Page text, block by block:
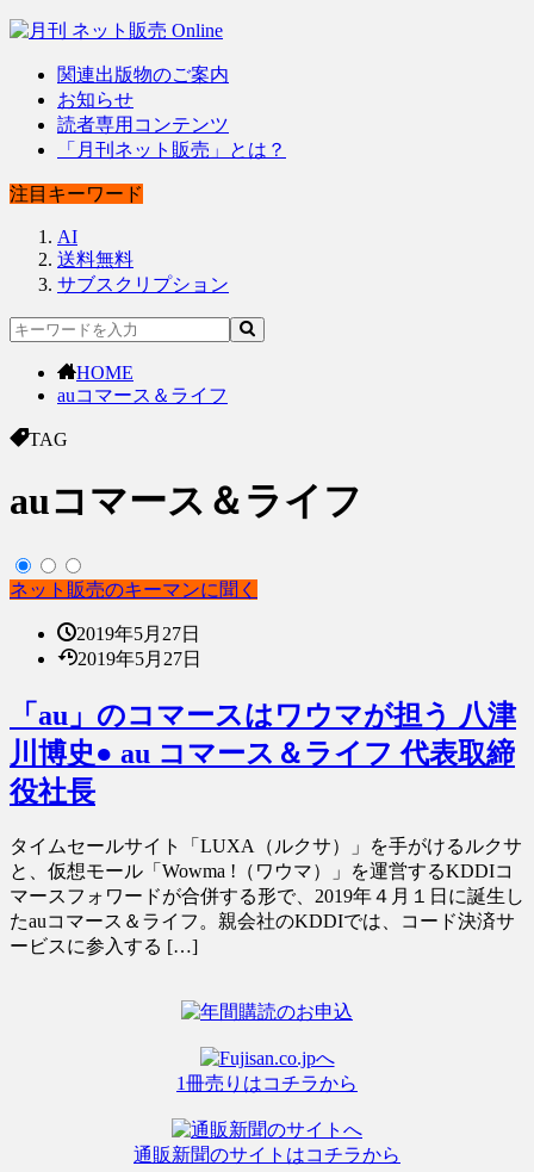
関連出版物のご案内
お知らせ
読者専用コンテンツ
「月刊ネット販売」とは？
注目キーワード
AI
送料無料
サブスクリプション
HOME
auコマース＆ライフ
TAG
auコマース＆ライフ
ネット販売のキーマンに聞く
2019年5月27日
2019年5月27日
「au」のコマースはワウマが担う 八津
川博史● au コマース＆ライフ 代表取締
役社長
タイムセールサイト「LUXA（ルクサ）」を手がけるルクサ
と、仮想モール「Wowma !（ワウマ）」を運営するKDDIコ
マースフォワードが合併する形で、2019年４月１日に誕生し
たauコマース＆ライフ。親会社のKDDIでは、コード決済サ
ービスに参入する […]
1冊売りはコチラから
通販新聞のサイトはコチラから